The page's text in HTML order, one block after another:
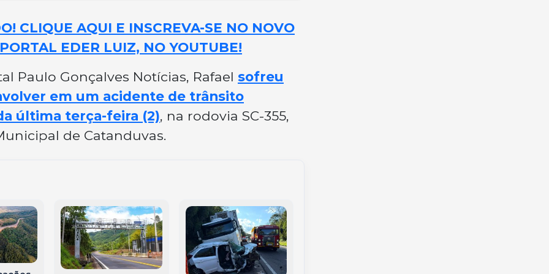
CLIQUE AQUI E INSCREVA-SE NO NOVO
EDER LUIZ, NO YOUTUBE!
Paulo Gonçalves Notícias, Rafael sofreu
em um acidente de trânsito
última terça-feira (2), na rodovia SC-355,
de Catanduvas.